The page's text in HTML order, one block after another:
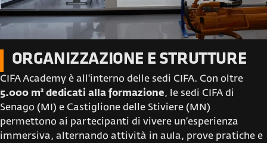
ORGANIZZAZIONE E STRUTTURE
CIFA Academy è all'interno delle sedi CIFA. Con oltre
5.000 m² dedicati alla formazione, le sedi CIFA di
Senago (MI) e Castiglione delle Stiviere (MN)
permettono ai partecipanti di vivere un’esperienza
immersiva, alternando attività in aula, prove pratiche e